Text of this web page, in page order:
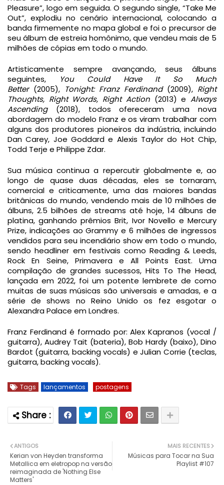
Pleasure”, logo em seguida. O segundo single, “Take Me
Out”, explodiu no cenário internacional, colocando a
banda firmemente no mapa global e foi o precursor de
seu álbum de estreia homônimo, que vendeu mais de 5
milhões de cópias em todo o mundo.
Artisticamente sempre avançando, seus álbuns
seguintes,
You Could Have It So Much
Better(2005), Tonight: Franz Ferdinand(2009), Right
Thoughts, Right Words, Right Action(2013) eAlways
Ascending(2018), todos ofereceram uma nova
abordagem do modelo Franz e os viram trabalhar com
alguns dos produtores pioneiros da indústria, incluindo
Dan Carey, Joe Goddard e Alexis Taylor do Hot Chip,
Todd Terje e Philippe Zdar.
Sua música continua a repercutir globalmente e, ao
longo de quase duas décadas, eles se tornaram,
comercial e criticamente, uma das maiores bandas
britânicas do mundo, vendendo mais de 10 milhões de
álbuns, 2.5 bilhões de streams até hoje, 14 álbuns de
platina, ganhando prêmios Brit, Ivor Novello e Mercury
Prize, indicações ao Grammy e 6 milhões de ingressos
vendidos para seu incendiário show em todo o mundo,
sendo headliner em festivais como Reading & Leeds,
Rock En Seine, Primavera e All Points East. Uma
compilação de grandes sucessos, Hits To The Head,
lançada em 2022, foi um potente lembrete de como
muitas de suas músicas são universais e amadas, e a
série de shows no Reino Unido os fez esgotar o
Alexandra Palace em Londres.
Franz Ferdinand é formado por: Alex Kapranos (vocal /
guitarra), Audrey Tait (bateria), Bob Hardy (baixo), Dino
Bardot (guitarra, backing vocals) e Julian Corrie (teclas,
guitarra, backing vocals).
Tags lançamentos postagens
MAIS RECENTES
Músicas para Tocar na Sua
Playlist #107
ANTIGOS
Kerian von Heyden transforma
Metallica em eletropop na versão
reimaginada de 'Nothing Else
Matters'